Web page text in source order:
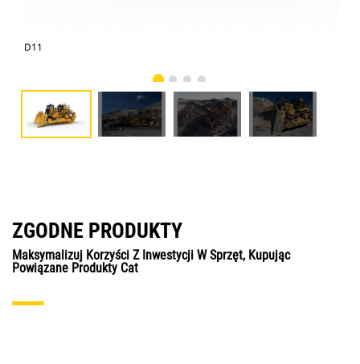
D11
ZGODNE PRODUKTY
Maksymalizuj Korzyści Z Inwestycji W Sprzęt, Kupując
Powiązane Produkty Cat